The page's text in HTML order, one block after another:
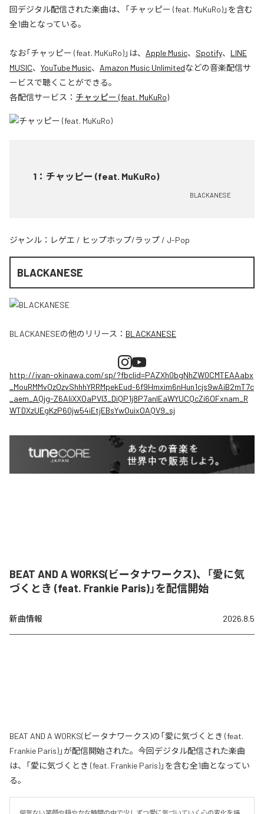
回デジタル配信された楽曲は、「チャッピー (feat. MuKuRo)」を含む
全1曲となっている。
なお「チャッピー (feat. MuKuRo)」は、 Apple Music、 Spotify、 LINE
MUSIC、 YouTube Music、 Amazon Music Unlimitedなどの音楽配信サ
ービスで聴くことができる。
各配信サービス： チャッピー (feat. MuKuRo)
1 ： チャッピー (feat. MuKuRo)
BLACKANESE
ジャンル： レゲエ / ヒップホップ/ラップ / J-Pop
BLACKANESE
BLACKANESEの他のリリース： BLACKANESE
http://ivan-okinawa.com/sp/?fbclid=PAZXh0bgNhZW0CMTEAAabx
_MouRMMvOzOzvShhhYRRMpekEud-6f9Hmxim6nHun1cjs9wAiB2mT7c
_aem_AQjg-Z6AIiXXOaPVl3_DiQP1j8P7anlEaWYUCQcZi6OFxnam_R
WTDXzUEgKzP60jw54iEtjEBsYwOuixOAQV9_sj
BEAT AND A WORKS(ビータナワークス)、「愛に気
づくとき (feat. Frankie Paris)」を配信開始
新曲情報 2026.8.5
BEAT AND A WORKS(ビータナワークス)の「愛に気づくとき (feat.
Frankie Paris)」が配信開始された。今回デジタル配信された楽曲
は、「愛に気づくとき (feat. Frankie Paris)」を含む全1曲となってい
る。